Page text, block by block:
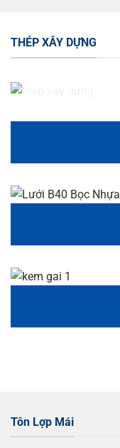
THÉP XÂY DỰNG
Tôn Lợp Mái